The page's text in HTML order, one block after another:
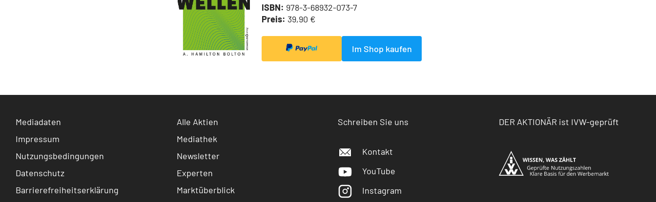
ISBN: 978-3-68932-073-7
Preis: 39,90 €
Im Shop kaufen
Mediadaten
Impressum
Nutzungsbedingungen
Datenschutz
Barrierefreiheitserklärung
Alle Aktien
Mediathek
Newsletter
Experten
Marktüberblick
Schreiben Sie uns
Kontakt
YouTube
Instagram
DER AKTIONÄR ist IVW-geprüft